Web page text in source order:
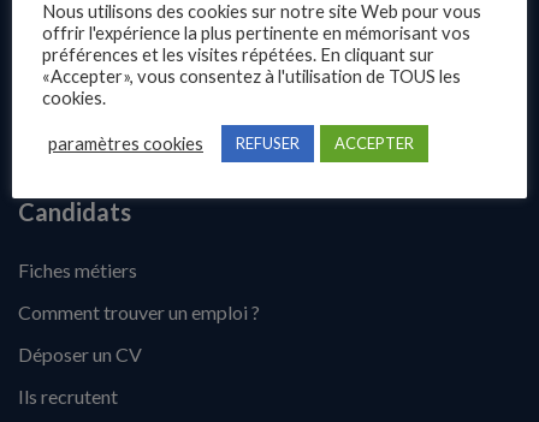
Offres d’emploi
Questions fréquentes
Blog
Contact
Candidats
Fiches métiers
Comment trouver un emploi ?
Déposer un CV
Ils recrutent
Nous utilisons des cookies sur notre site Web pour vous
offrir l'expérience la plus pertinente en mémorisant vos
préférences et les visites répétées. En cliquant sur
«Accepter», vous consentez à l'utilisation de TOUS les
cookies.
paramètres cookies REFUSER ACCEPTER